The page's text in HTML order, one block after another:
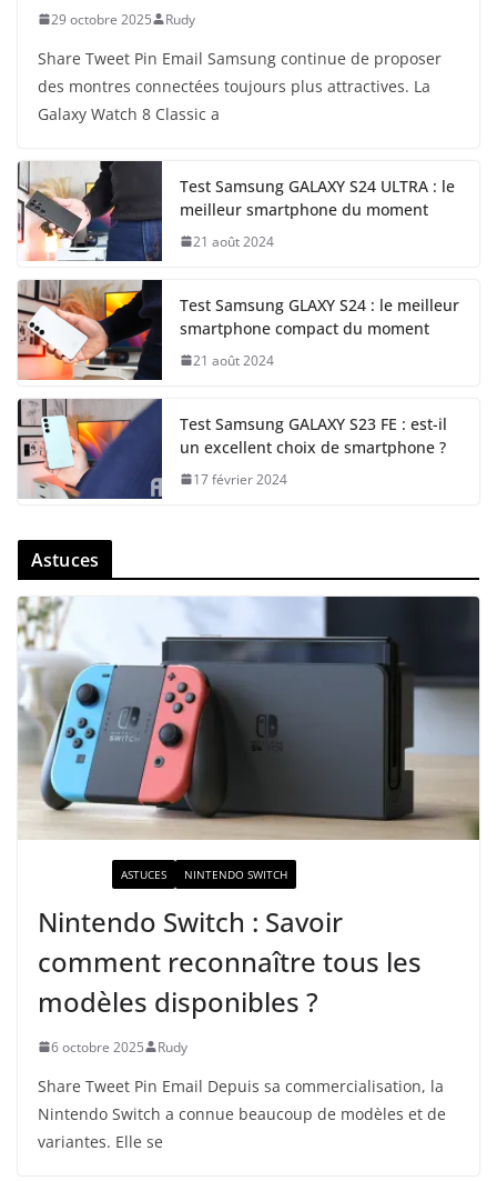
29 octobre 2025 Rudy
Share Tweet Pin Email Samsung continue de proposer
des montres connectées toujours plus attractives. La
Galaxy Watch 8 Classic a
Test Samsung GALAXY S24 ULTRA : le
meilleur smartphone du moment
21 août 2024
Test Samsung GLAXY S24 : le meilleur
smartphone compact du moment
21 août 2024
Test Samsung GALAXY S23 FE : est-il
un excellent choix de smartphone ?
17 février 2024
Astuces
ASTUCES NINTENDO SWITCH
Nintendo Switch : Savoir
comment reconnaître tous les
modèles disponibles ?
6 octobre 2025 Rudy
Share Tweet Pin Email Depuis sa commercialisation, la
Nintendo Switch a connue beaucoup de modèles et de
variantes. Elle se